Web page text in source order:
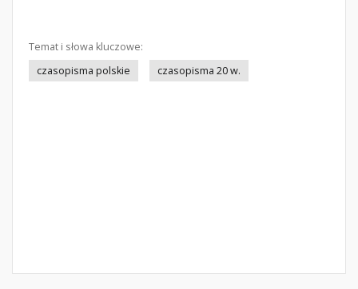
Temat i słowa kluczowe:
czasopisma polskie
czasopisma 20 w.